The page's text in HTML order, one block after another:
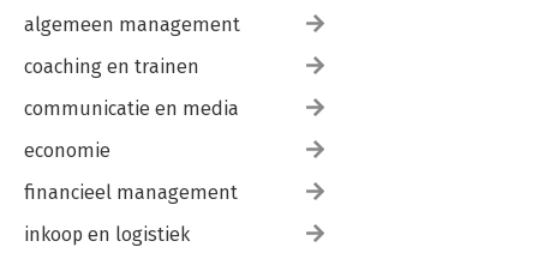
algemeen management
coaching en trainen
communicatie en media
economie
financieel management
inkoop en logistiek